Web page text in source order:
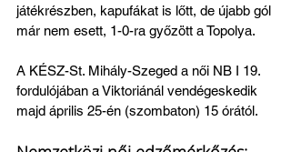
játékrészben, kapufákat is lőtt, de újabb gól
már nem esett, 1-0-ra győzött a Topolya.
A KÉSZ-St. Mihály-Szeged a női NB I 19.
fordulójában a Viktoriánál vendégeskedik
majd április 25-én (szombaton) 15 órától.